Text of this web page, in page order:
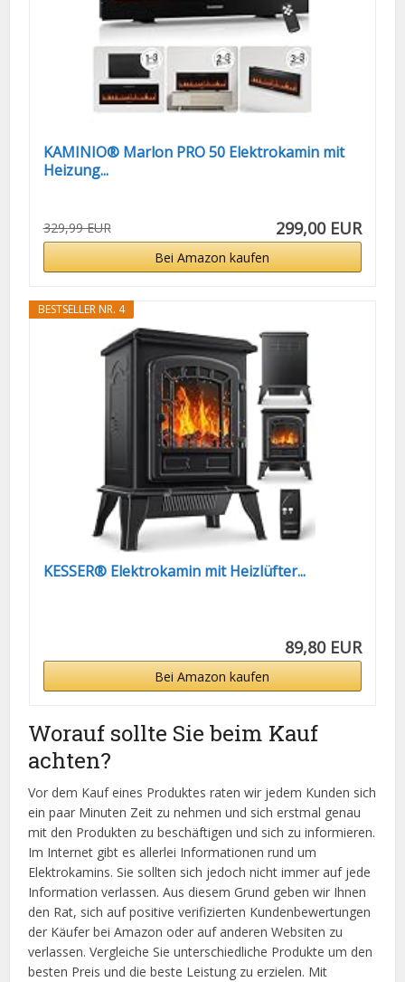
KAMINIO® Marlon PRO 50 Elektrokamin mit
Heizung...
329,99 EUR 299,00 EUR
Bei Amazon kaufen
BESTSELLER NR. 4
KESSER® Elektrokamin mit Heizlüfter...
89,80 EUR
Bei Amazon kaufen
Worauf sollte Sie beim Kauf
achten?
Vor dem Kauf eines Produktes raten wir jedem Kunden sich
ein paar Minuten Zeit zu nehmen und sich erstmal genau
mit den Produkten zu beschäftigen und sich zu informieren.
Im Internet gibt es allerlei Informationen rund um
Elektrokamins. Sie sollten sich jedoch nicht immer auf jede
Information verlassen. Aus diesem Grund geben wir Ihnen
den Rat, sich auf positive verifizierten Kundenbewertungen
der Käufer bei Amazon oder auf anderen Websiten zu
verlassen. Vergleiche Sie unterschiedliche Produkte um den
besten Preis und die beste Leistung zu erzielen. Mit